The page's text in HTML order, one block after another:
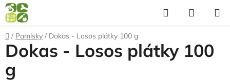
Přejít
na
obsah
Hledat
KOŠÍK
Domů
/ Pamlsky / Dokas - Losos plátky 100 g
Dokas - Losos plátky 100
g